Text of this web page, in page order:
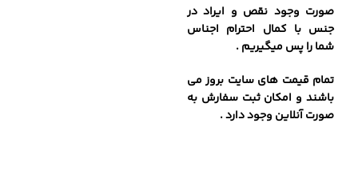
صورت وجود نقص و ایراد در
جنس با کمال احترام اجناس
شما را پس میگیریم .
تمام قیمت های سایت بروز می
باشند و امکان ثبت سفارش به
صورت آنلاین وجود دارد .